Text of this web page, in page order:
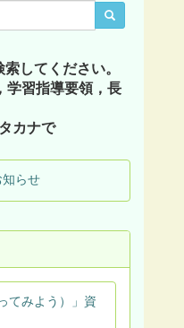
してください。
学習指導要領，長
カナで
らせ
てみよう）」資